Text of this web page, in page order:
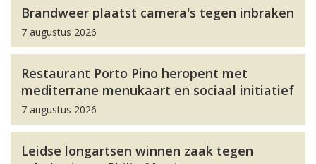
Brandweer plaatst camera's tegen inbraken
7 augustus 2026
Restaurant Porto Pino heropent met
mediterrane menukaart en sociaal initiatief
7 augustus 2026
Leidse longartsen winnen zaak tegen